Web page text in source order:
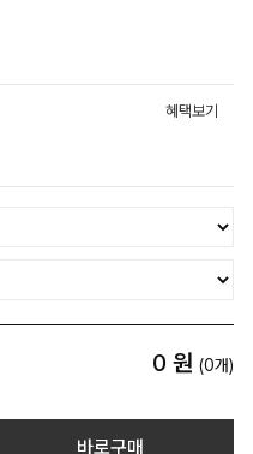
혜택보기
0 원 (0개)
바로구매